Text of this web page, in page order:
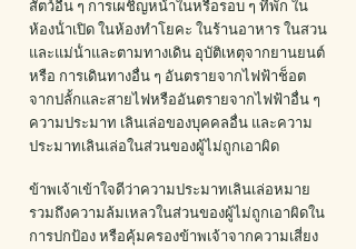
สัตว์อื่น ๆ การเผชิญหน้าในหรือรอบ ๆ ที่พัก ใน
ห้องน้ําเปิด ในห้องทําโยคะ ในร้านอาหาร ในสวน
และแม่น้ําและตามทางเดิน อุบัติเหตุจากยานยนต์
หรือ การเดินทางอื่น ๆ อันตรายจากไฟฟ้าช็อต
จากปลั้กและสายไฟหรืออันตรายจากไฟฟ้าอื่น ๆ
ความประมาท เลินเล่อของบุคคลอื่น และความ
ประมาทเลินเล่อในส่วนของผู้ไม่ถูกเอาผิด
ข้าพเจ้าเข้าใจดีว่าความประมาทเลินเล่อหมาย
รวมถึงความล้มเหลวในส่วนของผู้ไม่ถูกเอาผิดใน
การปกป้อง หรือคุ้มครองข้าพเจ้าจากความเสี่ยง